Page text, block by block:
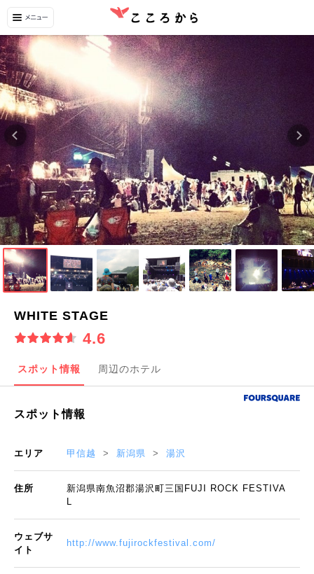
WHITE STAGE
4.6
スポット情報 周辺のホテル
スポット情報
エリア 甲信越 新潟県 湯沢
住所
新潟県南魚沼郡湯沢町三国FUJI ROCK FESTIVA
L
ウェブサ
イト
http://www.fujirockfestival.com/